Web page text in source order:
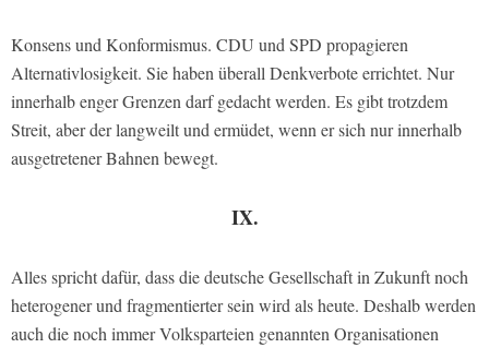
Konsens und Konformismus. CDU und SPD propagieren
Alternativlosigkeit. Sie haben überall Denkverbote errichtet. Nur
innerhalb enger Grenzen darf gedacht werden. Es gibt trotzdem
Streit, aber der langweilt und ermüdet, wenn er sich nur innerhalb
ausgetretener Bahnen bewegt.
IX.
Alles spricht dafür, dass die deutsche Gesellschaft in Zukunft noch
heterogener und fragmentierter sein wird als heute. Deshalb werden
auch die noch immer Volksparteien genannten Organisationen